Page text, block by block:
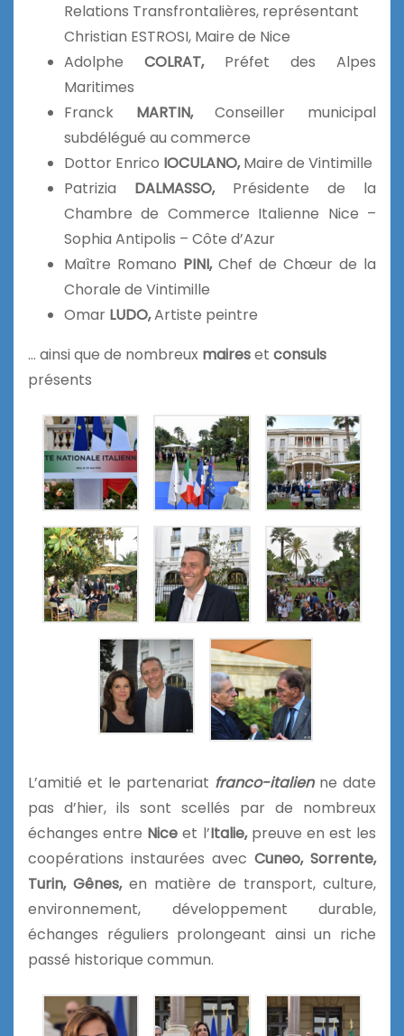
Relations Transfrontalières, représentant
Christian ESTROSI, Maire de Nice
Adolphe COLRAT,Préfet des Alpes
Maritimes
Franck MARTIN,Conseiller municipal
subdélégué au commerce
Dottor Enrico IOCULANO,Maire de Vintimille
Patrizia DALMASSO,Présidente de la
Chambre de Commerce Italienne Nice –
Sophia Antipolis – Côte d’Azur
Maître Romano PINI,Chef de Chœur de la
Chorale de Vintimille
Omar LUDO,Artiste peintre
… ainsi que de nombreux maireset consuls
présents
L’amitié et le partenariat franco-italienne date
pas d’hier, ils sont scellés par de nombreux
échanges entre Nice et l’Italie,preuve en est les
coopérations instaurées avec Cuneo, Sorrente,
Turin, Gênes,en matière de transport, culture,
environnement, développement durable,
échanges réguliers prolongeant ainsi un riche
passé historique commun.